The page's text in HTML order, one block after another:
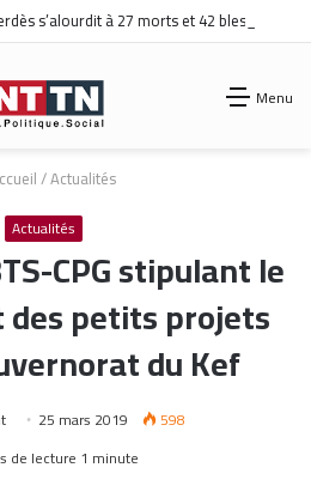
s’alourdit à 27 morts et 42 blessés
Menu
/Actualités
Actualités
CPG stipulant le
petits projets
du Kef
25 mars 2019
598
de lecture 1 minute